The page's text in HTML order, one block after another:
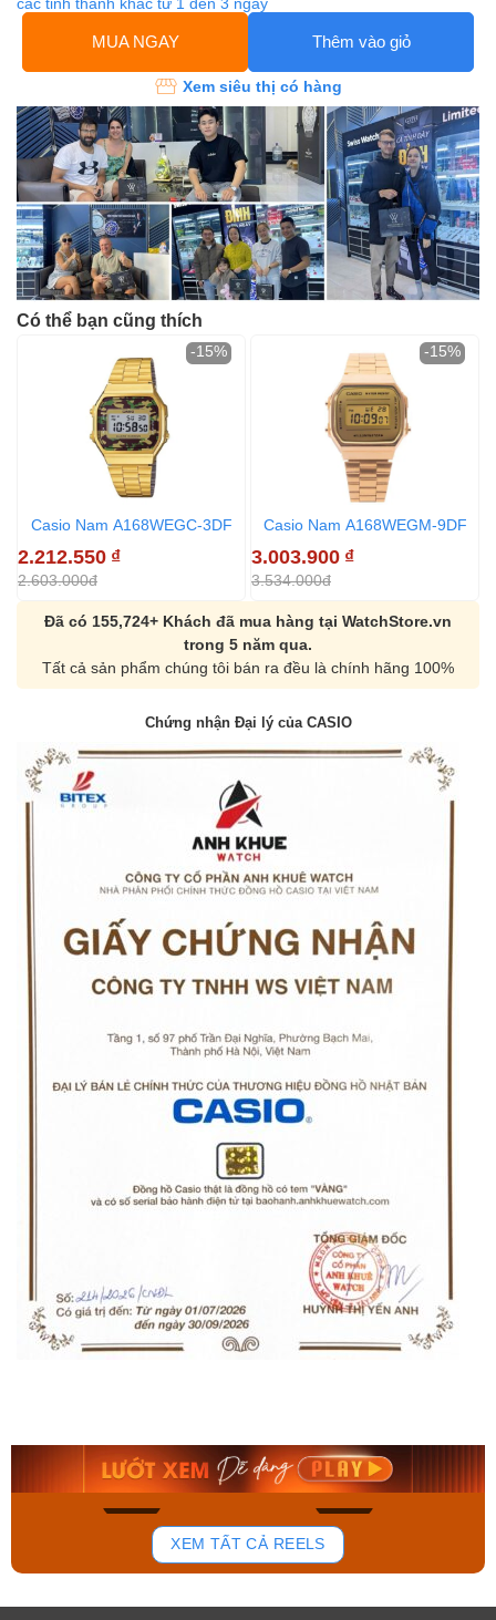
MUA NGAY Thêm vào giỏ
Xem siêu thị có hàng
Có thể bạn cũng thích
Casio Nam A168WEGC-3DF
2.212.550 ₫
2.603.000đ
-15%
Casio Nam A168WEGM-9DF
3.003.900 ₫
3.534.000đ
-15%
Đã có 155,724+ Khách đã mua hàng tại WatchStore.vn
trong 5 năm qua.
Tất cả sản phẩm chúng tôi bán ra đều là chính hãng 100%
Chứng nhận Đại lý của CASIO
148
Mua ngay Mua ngay
XEM TẤT CẢ REELS